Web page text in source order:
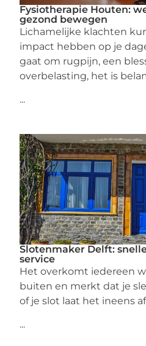
Fysiotherapie Houten:
gezond bewegen
Lichamelijke klachten
impact hebben op je
gaat om rugpijn, een
overbelasting, het is
...
Slotenmaker Delft:
service
Het overkomt iedereen
buiten en merkt dat je
of je slot laat het ineens
...